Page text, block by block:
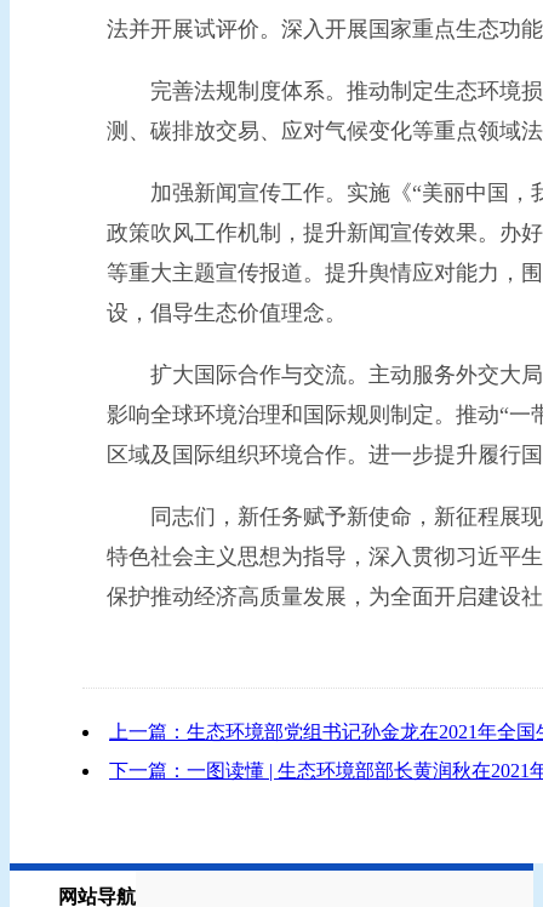
法并开展试评价。深入开展国家重点生态功
完善法规制度体系。推动制定生态环境损
测、碳排放交易、应对气候变化等重点领域
加强新闻宣传工作。实施《“美丽中国，我
政策吹风工作机制，提升新闻宣传效果。办
等重大主题宣传报道。提升舆情应对能力，
设，倡导生态价值理念。
扩大国际合作与交流。主动服务外交大局
影响全球环境治理和国际规则制定。推动“
区域及国际组织环境合作。进一步提升履行
同志们，新任务赋予新使命，新征程展现
特色社会主义思想为指导，深入贯彻习近平
保护推动经济高质量发展，为全面开启建设
上一篇：生态环境部党组书记孙金龙在2021年全
下一篇：一图读懂 | 生态环境部部长黄润秋在
网站导航